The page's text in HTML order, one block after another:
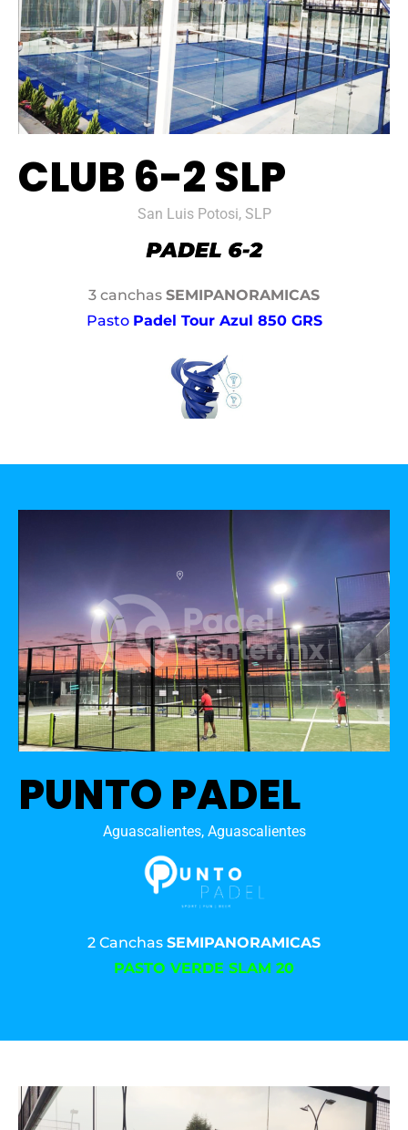
CLUB 6-2 SLP
San Luis Potosi, SLP
3 canchas SEMIPANORAMICAS
Pasto Padel Tour Azul 850 GRS
PUNTO PADEL
Aguascalientes, Aguascalientes
2 Canchas SEMIPANORAMICAS
PASTO VERDE SLAM 20